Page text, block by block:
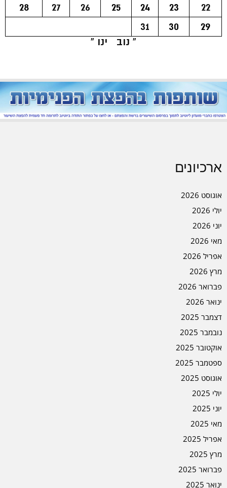
22
23
24
25
26
27
28
29
30
31
« נוב
ינו »
ארכיונים
אוגוסט 2026
יולי 2026
יוני 2026
מאי 2026
אפריל 2026
מרץ 2026
פברואר 2026
ינואר 2026
דצמבר 2025
נובמבר 2025
אוקטובר 2025
ספטמבר 2025
אוגוסט 2025
יולי 2025
יוני 2025
מאי 2025
אפריל 2025
מרץ 2025
פברואר 2025
ינואר 2025